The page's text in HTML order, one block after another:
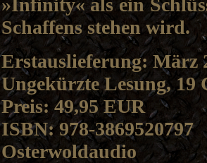
»Infinity« als ein
Schaffens stehen wird.
Erstauslieferung: März
Ungekürzte Lesung, 19
Preis: 49,95 EUR
ISBN: 978-3869520797
Osterwoldaudio